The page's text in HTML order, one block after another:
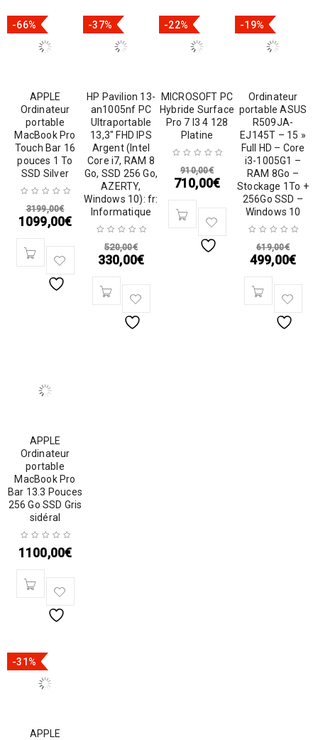
-66%
APPLE
Ordinateur
portable
MacBook Pro
Touch Bar 16
pouces 1 To
SSD Silver
3199,00€
1099,00€
-37%
HP Pavilion 13-
an1005nf PC
Ultraportable
13,3″ FHD IPS
Argent (Intel
Core i7, RAM 8
Go, SSD 256 Go,
AZERTY,
Windows 10): fr:
Informatique
520,00€
330,00€
-22%
MICROSOFT PC
Hybride Surface
Pro 7 I3 4 128
Platine
910,00€
710,00€
-19%
Ordinateur
portable ASUS
R509JA-
EJ145T – 15 »
Full HD – Core
i3-1005G1 –
RAM 8Go –
Stockage 1To +
256Go SSD –
Windows 10
619,00€
499,00€
APPLE
Ordinateur
portable
MacBook Pro
Bar 13.3 Pouces
256 Go SSD Gris
sidéral
1100,00€
-31%
APPLE